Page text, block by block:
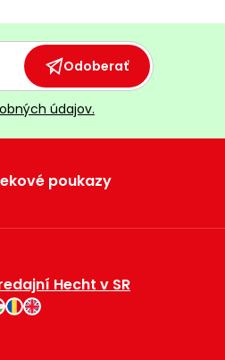
Odoberať
údajov.
poukazy
Hecht v SR